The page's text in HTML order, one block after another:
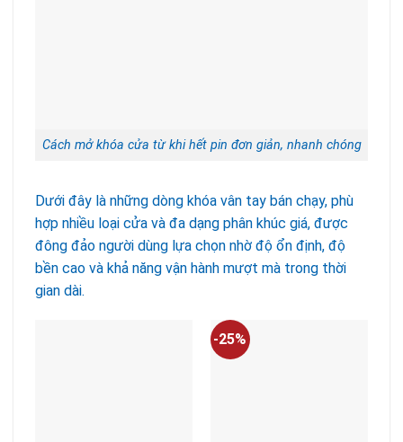
Cách mở khóa cửa từ khi hết pin đơn giản, nhanh chóng
Dưới đây là những dòng khóa vân tay bán chạy, phù
hợp nhiều loại cửa và đa dạng phân khúc giá, được
đông đảo người dùng lựa chọn nhờ độ ổn định, độ
bền cao và khả năng vận hành mượt mà trong thời
gian dài.
-25%